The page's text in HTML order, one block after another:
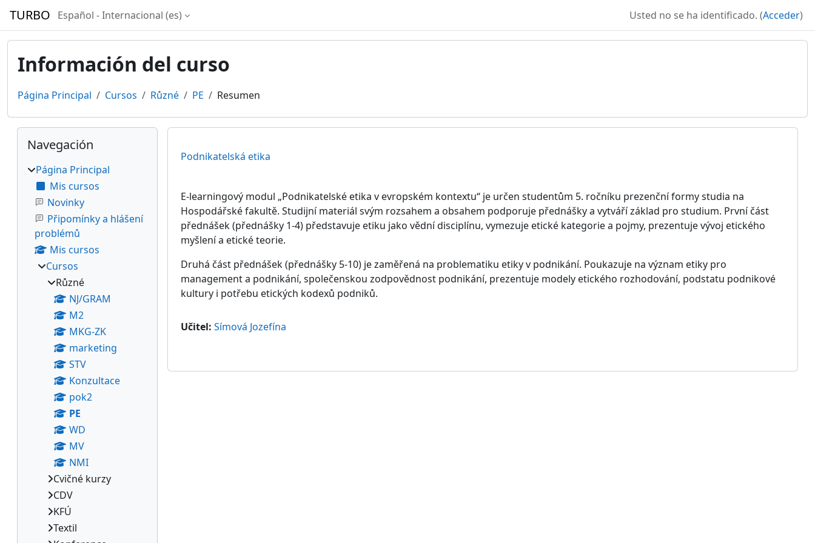
TURBO Español - Internacional ‎(es)‎ Usted no se ha identificado. (Acceder)
Información del curso
Página Principal Cursos Různé PE Resumen
Podnikatelská etika
E-learningový modul „Podnikatelské etika v evropském kontextu“ je určen studentům 5. ročníku prezenční formy studia na
Hospodářské fakultě. Studijní materiál svým rozsahem a obsahem podporuje přednášky a vytváří základ pro studium. První část
přednášek (přednášky 1-4) představuje etiku jako vědní disciplínu, vymezuje etické kategorie a pojmy, prezentuje vývoj etického
myšlení a etické teorie.
Druhá část přednášek (přednášky 5-10) je zaměřená na problematiku etiky v podnikání. Poukazuje na význam etiky pro
management a podnikání, společenskou zodpovědnost podnikání, prezentuje modely etického rozhodování, podstatu podnikové
kultury i potřebu etických kodexů podniků.
Učitel: Símová Jozefína
Bloques
Salta Navegación
Navegación
Página Principal
Mis cursos
Novinky
Připomínky a hlášení
problémů
Mis cursos
Cursos
Různé
NJ/GRAM
M2
MKG-ZK
marketing
STV
Konzultace
pok2
PE
WD
MV
NMI
Cvičné kurzy
CDV
KFÚ
Textil